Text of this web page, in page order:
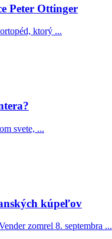
Peter Ottinger
ktorý ...
svete, ...
kúpeľov
zomrel 8. septembra ...